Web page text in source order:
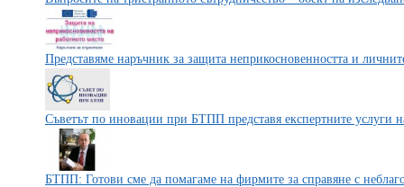
Представяме наръчник за защита неприкосновенността и
Съветът по иновации при БТПП представя експертните услуги
БТПП: Готови сме да помагаме на фирмите за справяне с